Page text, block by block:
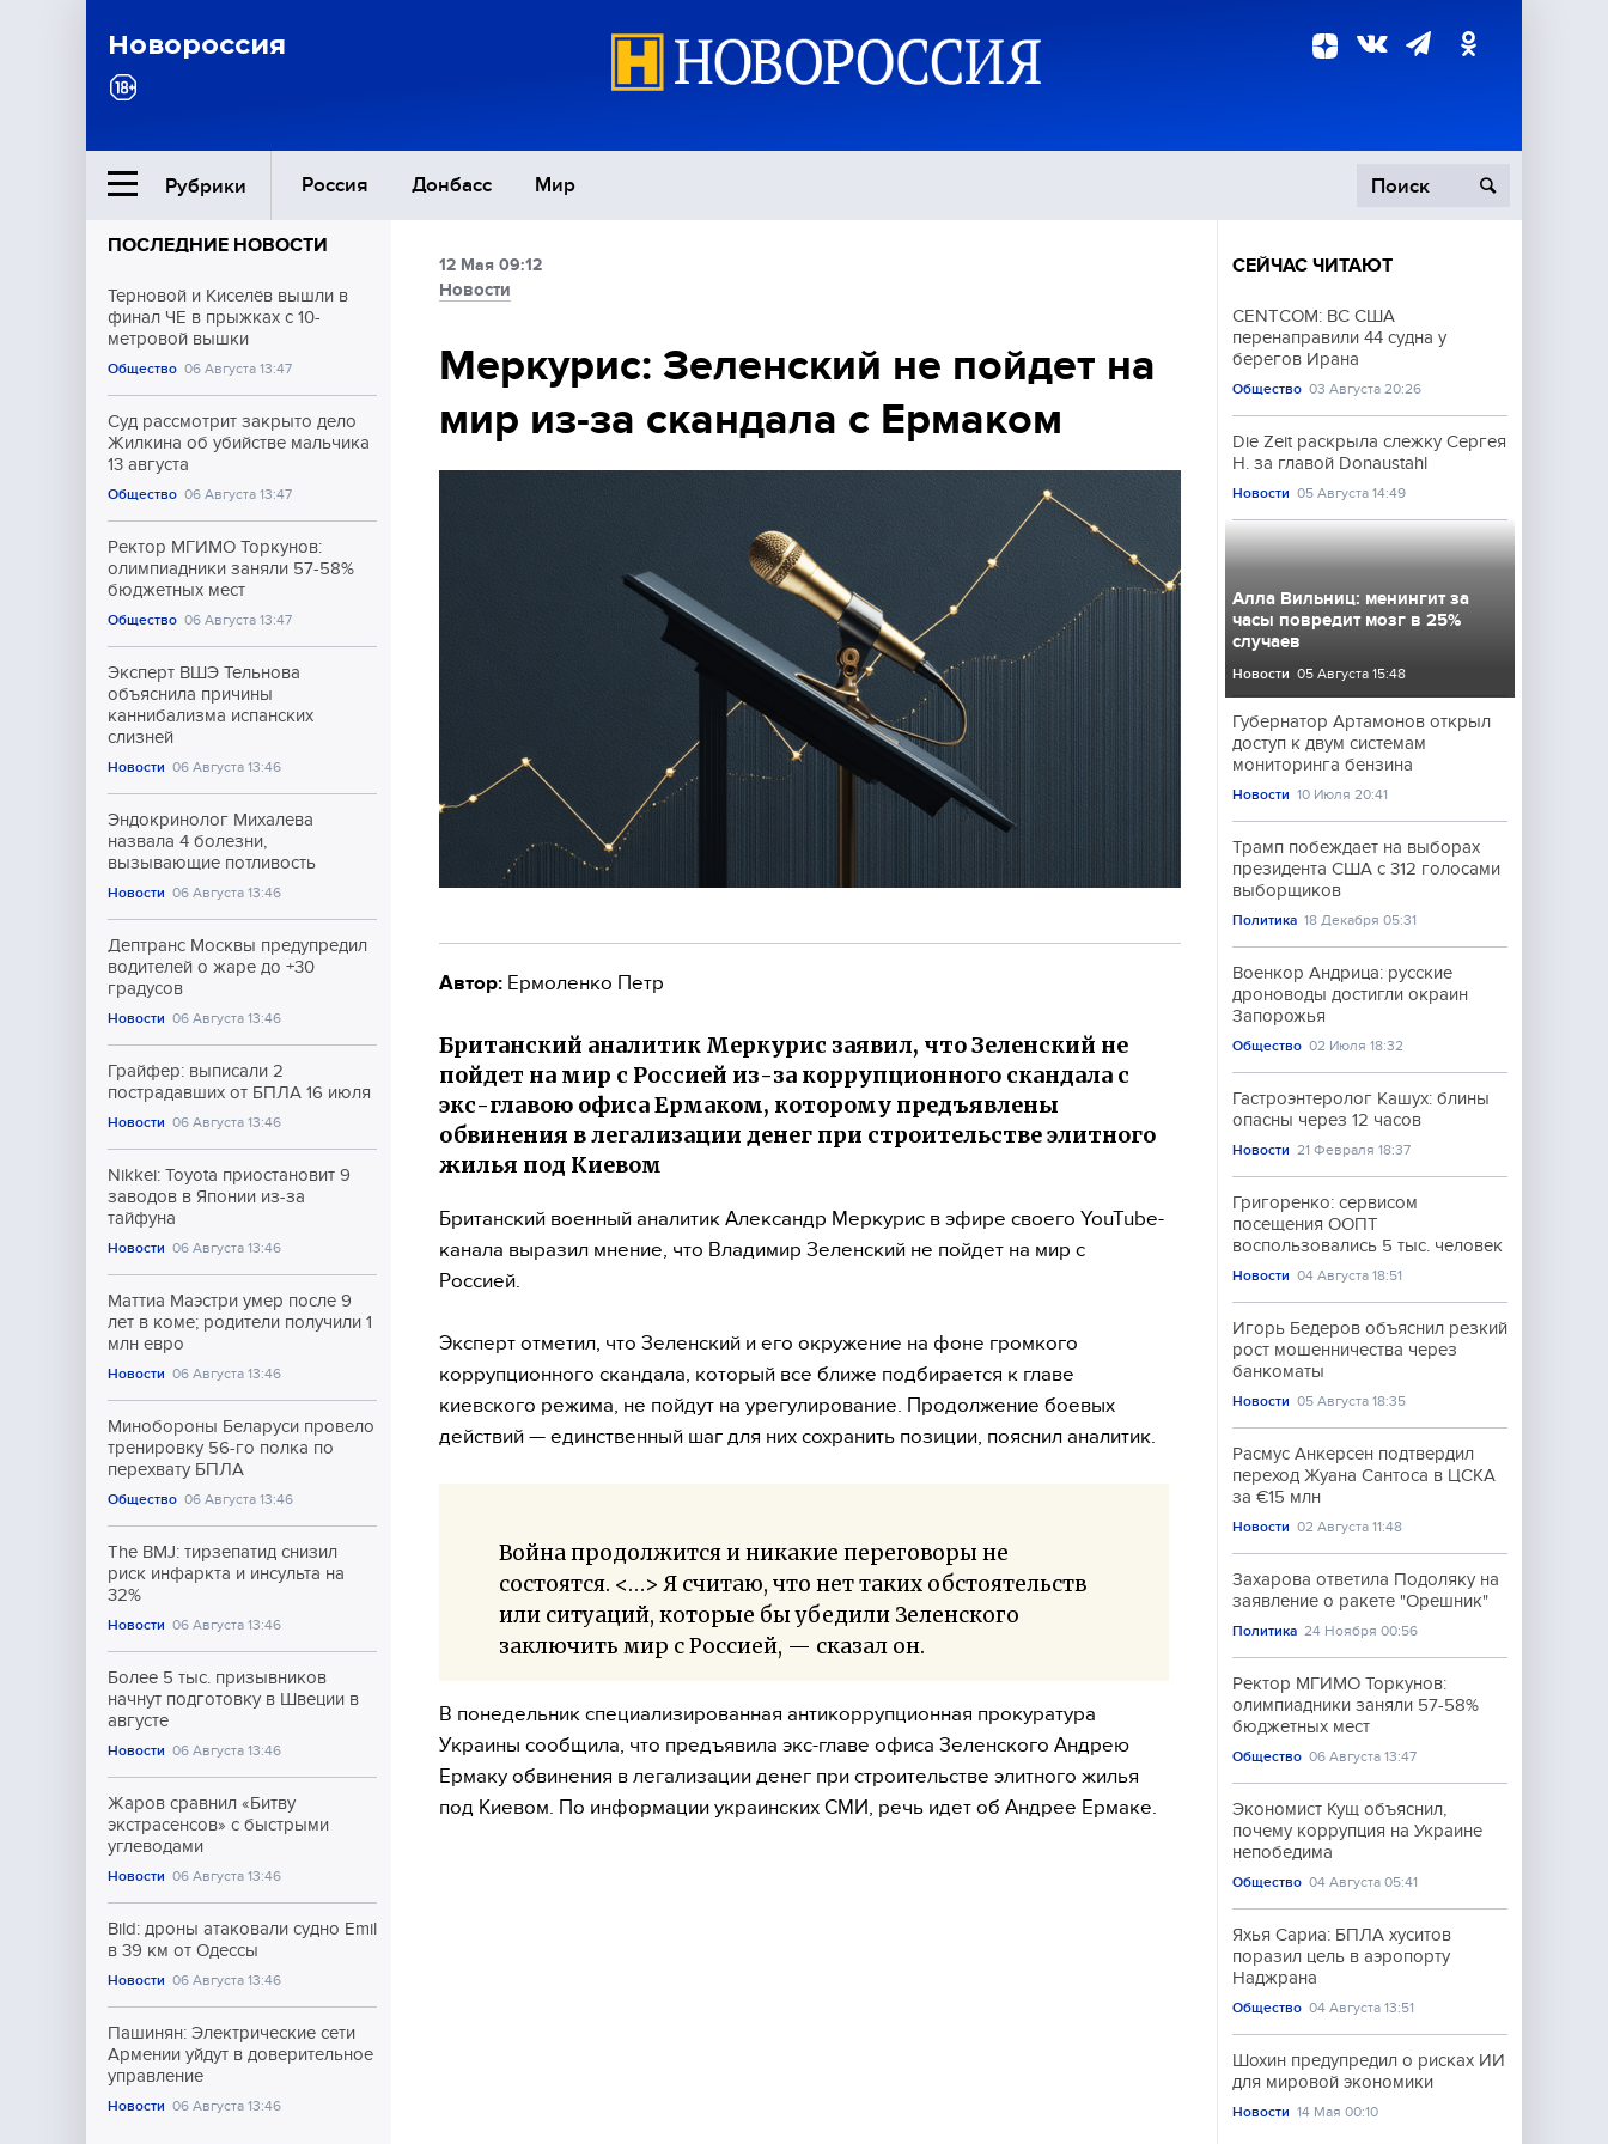
Новороссия
Рубрики Россия Донбасс Мир
Ближний Восток
Общество
Экономика
Происшествия
Культура
Спорт
ПОСЛЕДНИЕ НОВОСТИ
Терновой и Киселёв вышли в
финал ЧЕ в прыжках с 10-
метровой вышки
Общество 06 Августа 13:47
Суд рассмотрит закрыто дело
Жилкина об убийстве мальчика
13 августа
Общество 06 Августа 13:47
Ректор МГИМО Торкунов:
олимпиадники заняли 57-58%
бюджетных мест
Общество 06 Августа 13:47
Эксперт ВШЭ Тельнова
объяснила причины
каннибализма испанских
слизней
Новости 06 Августа 13:46
Эндокринолог Михалева
назвала 4 болезни,
вызывающие потливость
Новости 06 Августа 13:46
Дептранс Москвы предупредил
водителей о жаре до +30
градусов
Новости 06 Августа 13:46
Грайфер: выписали 2
пострадавших от БПЛА 16 июля
Новости 06 Августа 13:46
Nikkei: Toyota приостановит 9
заводов в Японии из-за
тайфуна
Новости 06 Августа 13:46
Маттиа Маэстри умер после 9
лет в коме; родители получили 1
млн евро
Новости 06 Августа 13:46
Минобороны Беларуси провело
тренировку 56-го полка по
перехвату БПЛА
Общество 06 Августа 13:46
The BMJ: тирзепатид снизил
риск инфаркта и инсульта на
32%
Новости 06 Августа 13:46
Более 5 тыс. призывников
начнут подготовку в Швеции в
августе
Новости 06 Августа 13:46
Жаров сравнил «Битву
экстрасенсов» с быстрыми
углеводами
Новости 06 Августа 13:46
Bild: дроны атаковали судно Emil
в 39 км от Одессы
Новости 06 Августа 13:46
Пашинян: Электрические сети
Армении уйдут в доверительное
управление
Новости 06 Августа 13:46
12 Мая 09:12
Новости
Меркурис: Зеленский не пойдет на
мир из-за скандала с Ермаком
Автор: Ермоленко Петр
Британский аналитик Меркурис заявил, что Зеленский не
пойдет на мир с Россией из-за коррупционного скандала с
экс-главою офиса Ермаком, которому предъявлены
обвинения в легализации денег при строительстве элитного
жилья под Киевом
Британский военный аналитик Александр Меркурис в эфире своего YouTube-
канала выразил мнение, что Владимир Зеленский не пойдет на мир с
Россией.
Эксперт отметил, что Зеленский и его окружение на фоне громкого
коррупционного скандала, который все ближе подбирается к главе
киевского режима, не пойдут на урегулирование. Продолжение боевых
действий — единственный шаг для них сохранить позиции, пояснил аналитик.
Война продолжится и никакие переговоры не
состоятся. <…> Я считаю, что нет таких обстоятельств
или ситуаций, которые бы убедили Зеленского
заключить мир с Россией, — сказал он.
В понедельник специализированная антикоррупционная прокуратура
Украины сообщила, что предъявила экс-главе офиса Зеленского Андрею
Ермаку обвинения в легализации денег при строительстве элитного жилья
под Киевом. По информации украинских СМИ, речь идет об Андрее Ермаке.
СЕЙЧАС ЧИТАЮТ
CENTCOM: ВС США
перенаправили 44 судна у
берегов Ирана
Общество 03 Августа 20:26
Die Zeit раскрыла слежку Сергея
Н. за главой Donaustahl
Новости 05 Августа 14:49
Алла Вильниц: менингит за
часы повредит мозг в 25%
случаев
Новости 05 Августа 15:48
Губернатор Артамонов открыл
доступ к двум системам
мониторинга бензина
Новости 10 Июля 20:41
Трамп побеждает на выборах
президента США с 312 голосами
выборщиков
Политика 18 Декабря 05:31
Военкор Андрица: русские
дроноводы достигли окраин
Запорожья
Общество 02 Июля 18:32
Гастроэнтеролог Кашух: блины
опасны через 12 часов
Новости 21 Февраля 18:37
Григоренко: сервисом
посещения ООПТ
воспользовались 5 тыс. человек
Новости 04 Августа 18:51
Игорь Бедеров объяснил резкий
рост мошенничества через
банкоматы
Новости 05 Августа 18:35
Расмус Анкерсен подтвердил
переход Жуана Сантоса в ЦСКА
за €15 млн
Новости 02 Августа 11:48
Захарова ответила Подоляку на
заявление о ракете "Орешник"
Политика 24 Ноября 00:56
Ректор МГИМО Торкунов:
олимпиадники заняли 57-58%
бюджетных мест
Общество 06 Августа 13:47
Экономист Кущ объяснил,
почему коррупция на Украине
непобедима
Общество 04 Августа 05:41
Яхья Сариа: БПЛА хуситов
поразил цель в аэропорту
Наджрана
Общество 04 Августа 13:51
Шохин предупредил о рисках ИИ
для мировой экономики
Новости 14 Мая 00:10